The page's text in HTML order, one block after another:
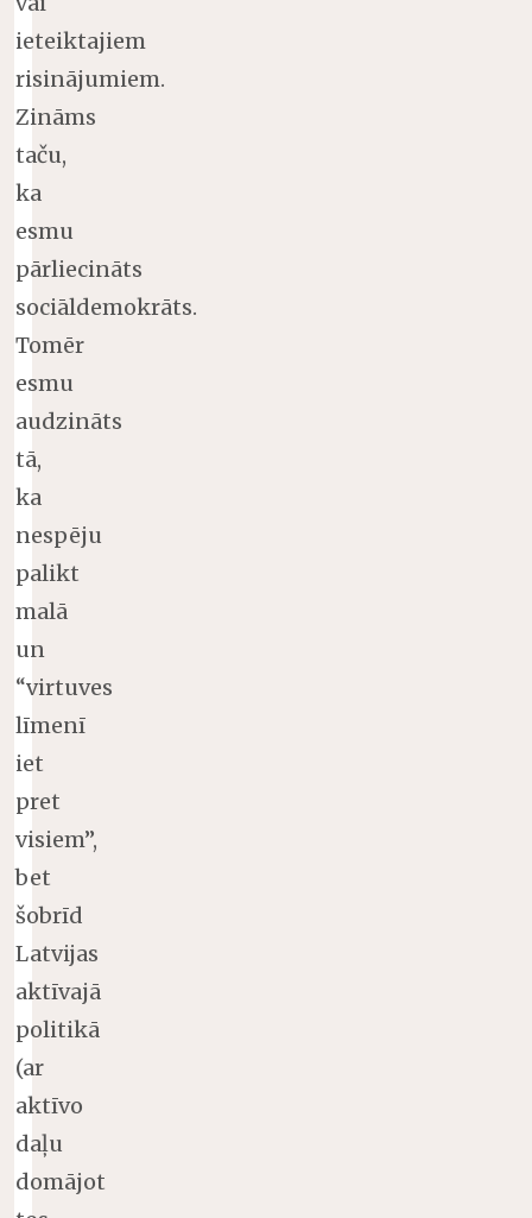
ieteiktajiem
risinājumiem.
Zināms
taču,
ka
esmu
pārliecināts
sociāldemokrāts.
Tomēr
esmu
audzināts
tā,
ka
nespēju
palikt
malā
un
“virtuves
līmenī
iet
pret
visiem”,
bet
šobrīd
Latvijas
aktīvajā
politikā
(ar
aktīvo
daļu
domājot